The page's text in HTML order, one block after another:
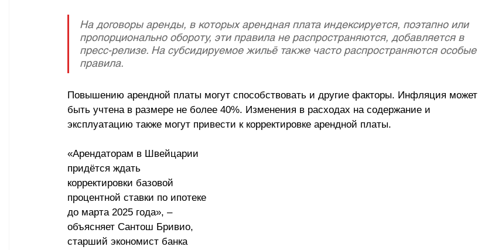
На договоры аренды, в которых арендная плата индексируется, поэтапно или
пропорционально обороту, эти правила не распространяются, добавляется в
пресс-релизе. На субсидируемое жильё также часто распространяются особые
правила.
Повышению арендной платы могут способствовать и другие факторы. Инфляция может
быть учтена в размере не более 40%. Изменения в расходах на содержание и
эксплуатацию также могут привести к корректировке арендной платы.
«Арендаторам в Швейцарии
придётся ждать
корректировки базовой
процентной ставки по ипотеке
до марта 2025 года», –
объясняет Сантош Бривио,
старший экономист банка